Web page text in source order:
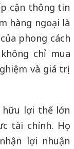
cận thông tin
hàng ngoại là
phong cách
chỉ mua
và giá trị
hữu lợi thế lớn
tài chính. Họ
lợi nhuận